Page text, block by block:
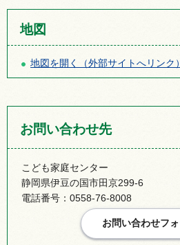
地図
地図を開く（外部サイトへリンク）
お問い合わせ先
こども家庭センター
静岡県伊豆の国市田京299-6
電話番号：0558-76-8008